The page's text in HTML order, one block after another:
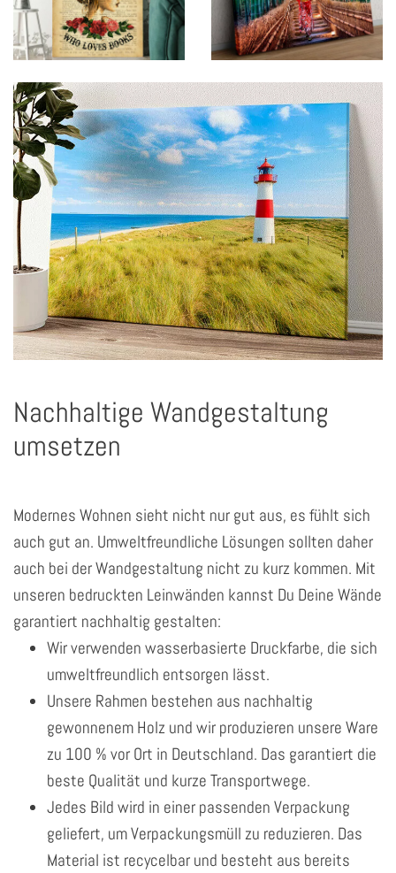
Nachhaltige Wandgestaltung
umsetzen
Modernes Wohnen sieht nicht nur gut aus, es fühlt sich
auch gut an. Umweltfreundliche Lösungen sollten daher
auch bei der Wandgestaltung nicht zu kurz kommen. Mit
unseren bedruckten Leinwänden kannst Du Deine Wände
garantiert nachhaltig gestalten:
Wir verwenden wasserbasierte Druckfarbe, die sich
umweltfreundlich entsorgen lässt.
Unsere Rahmen bestehen aus nachhaltig
gewonnenem Holz und wir produzieren unsere Ware
zu 100 % vor Ort in Deutschland. Das garantiert die
beste Qualität und kurze Transportwege.
Jedes Bild wird in einer passenden Verpackung
geliefert, um Verpackungsmüll zu reduzieren. Das
Material ist recycelbar und besteht aus bereits